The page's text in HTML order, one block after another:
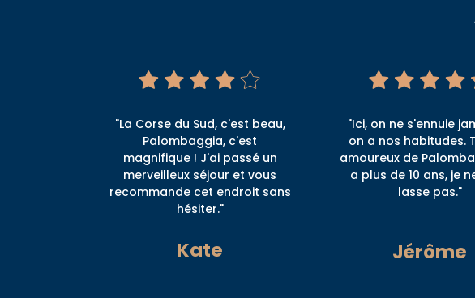
"La Corse du Sud, c'est beau,
Palombaggia, c'est
magnifique ! J'ai passé un
merveilleux séjour et vous
recommande cet endroit sans
hésiter."
Kate
"Ici, on ne s'ennuie
on a nos habitudes.
amoureux de
a plus de 10 ans, je
lasse pas."
Jérôme